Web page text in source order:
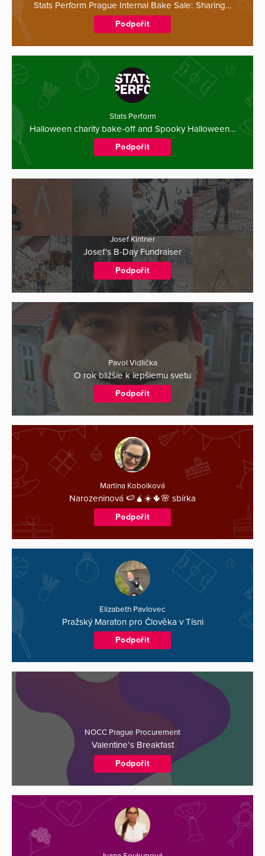
Stats Perform Prague Internal Bake Sale: Sharing…
Podpořit
Stats Perform
Halloween charity bake-off and Spooky Halloween…
Podpořit
Josef Kintner
Josef's B-Day Fundraiser
Podpořit
Pavol Vidlička
O rok bližšie k lepšiemu svetu
Podpořit
Martina Kobolková
Narozeninová 🍉🧉☀️🌵🌸 sbírka
Podpořit
Elizabeth Pavlovec
Pražský Maraton pro Člověka v Tísni
Podpořit
NOCC Prague Procurement
Valentine’s Breakfast
Podpořit